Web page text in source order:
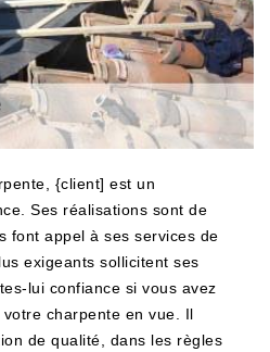
{client] est un
Ses réalisations sont de
font appel à ses services de
exigeants sollicitent ses
lui confiance si vous avez
charpente en vue. Il
de qualité, dans les règles